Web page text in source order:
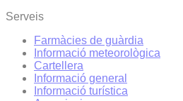
Serveis
Farmàcies de guàrdia
Informació meteorològica
Cartellera
Informació general
Informació turística